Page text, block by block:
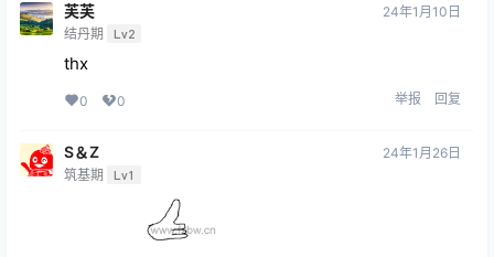
芙芙
结丹期 Lv2
24年1月10日
thx
0 0 举报 回复
S＆Z
筑基期 Lv1
24年1月26日